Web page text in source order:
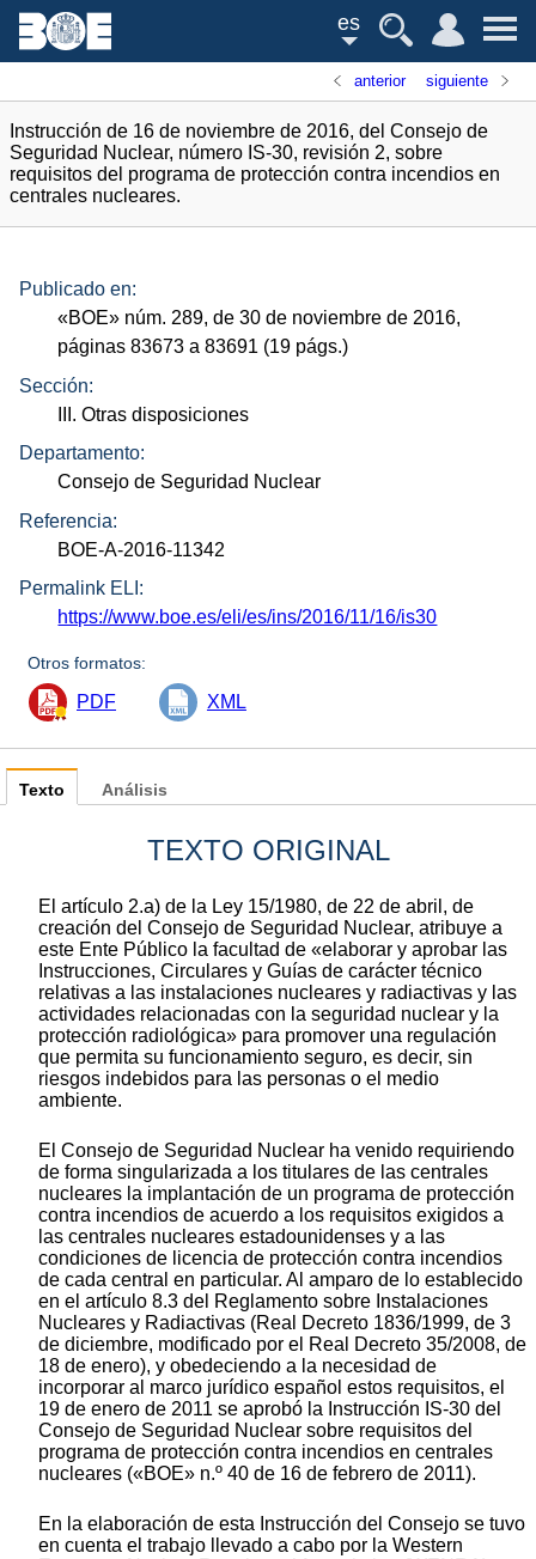
es
anterior siguiente
Instrucción de 16 de noviembre de 2016, del Consejo de
Seguridad Nuclear, número IS-30, revisión 2, sobre
requisitos del programa de protección contra incendios en
centrales nucleares.
Publicado en:
«BOE» núm. 289, de 30 de noviembre de 2016,
páginas 83673 a 83691 (19 págs.)
Sección:
III. Otras disposiciones
Departamento:
Consejo de Seguridad Nuclear
Referencia:
BOE-A-2016-11342
Permalink ELI:
https://www.boe.es/eli/es/ins/2016/11/16/is30
Otros formatos:
PDF XML
Texto
TEXTO ORIGINAL
El artículo 2.a) de la Ley 15/1980, de 22 de abril, de
creación del Consejo de Seguridad Nuclear, atribuye a
este Ente Público la facultad de «elaborar y aprobar las
Instrucciones, Circulares y Guías de carácter técnico
relativas a las instalaciones nucleares y radiactivas y las
actividades relacionadas con la seguridad nuclear y la
protección radiológica» para promover una regulación
que permita su funcionamiento seguro, es decir, sin
riesgos indebidos para las personas o el medio
ambiente.
El Consejo de Seguridad Nuclear ha venido requiriendo
de forma singularizada a los titulares de las centrales
nucleares la implantación de un programa de protección
contra incendios de acuerdo a los requisitos exigidos a
las centrales nucleares estadounidenses y a las
condiciones de licencia de protección contra incendios
de cada central en particular. Al amparo de lo establecido
en el artículo 8.3 del Reglamento sobre Instalaciones
Nucleares y Radiactivas (Real Decreto 1836/1999, de 3
de diciembre, modificado por el Real Decreto 35/2008, de
18 de enero), y obedeciendo a la necesidad de
incorporar al marco jurídico español estos requisitos, el
19 de enero de 2011 se aprobó la Instrucción IS-30 del
Consejo de Seguridad Nuclear sobre requisitos del
programa de protección contra incendios en centrales
nucleares («BOE» n.º 40 de 16 de febrero de 2011).
En la elaboración de esta Instrucción del Consejo se tuvo
en cuenta el trabajo llevado a cabo por la Western
Análisis